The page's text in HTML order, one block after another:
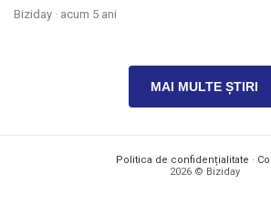
Biziday · acum 5 ani
MAI MULTE ȘTIRI
Politica de confidențialitate ·
2026 © Biziday